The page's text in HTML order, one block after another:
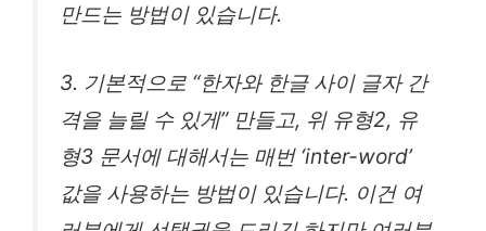
만드는 방법이 있습니다.
3. 기본적으로 “한자와 한글 사이 글자 간
격을 늘릴 수 있게” 만들고, 위 유형2, 유
형3 문서에 대해서는 매번 ‘inter-word’
값을 사용하는 방법이 있습니다. 이건 여